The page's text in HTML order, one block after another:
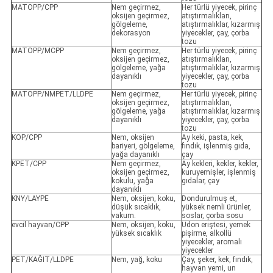
MATOPP/CPP
Nem geçirmez,
oksijen geçirmez,
gölgeleme,
dekorasyon
Her türlü yiyecek, pirinç
atıştırmalıkları,
atıştırmalıklar, kızarmış
yiyecekler, çay, çorba
tozu
MATOPP/MCPP
Nem geçirmez,
oksijen geçirmez,
gölgeleme, yağa
dayanıklı
Her türlü yiyecek, pirinç
atıştırmalıkları,
atıştırmalıklar, kızarmış
yiyecekler, çay, çorba
tozu
MATOPP/NMPET/LLDPE
Nem geçirmez,
oksijen geçirmez,
gölgeleme, yağa
dayanıklı
Her türlü yiyecek, pirinç
atıştırmalıkları,
atıştırmalıklar, kızarmış
yiyecekler, çay, çorba
tozu
KOP/CPP
Nem, oksijen
bariyeri, gölgeleme,
yağa dayanıklı
Ay keki, pasta, kek,
fındık, işlenmiş gıda,
çay
KPET/CPP
Nem geçirmez,
oksijen geçirmez,
kokulu, yağa
dayanıklı
Ay kekleri, kekler, kekler,
kuruyemişler, işlenmiş
gıdalar, çay
KNY/LAYPE
Nem, oksijen, koku,
düşük sıcaklık,
vakum.
Dondurulmuş et,
yüksek nemli ürünler,
soslar, çorba sosu
evcil hayvan/CPP
Nem, oksijen, koku,
yüksek sıcaklık
Udon eriştesi, yemek
pişirme, alkollü
yiyecekler, aromalı
yiyecekler
PET/KAĞIT/LLDPE
Nem, yağ, koku
Çay, şeker, kek, fındık,
hayvan yemi, un